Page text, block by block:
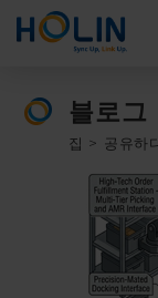
블로그
집 공유하
쿠키 관리 패널